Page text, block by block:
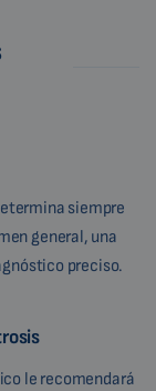
siempre
general, una
preciso.
le recomendará